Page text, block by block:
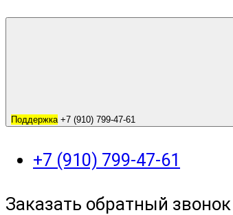
Поддержка +7 (910) 799-47-61
+7 (910) 799-47-61
Заказать обратный звонок